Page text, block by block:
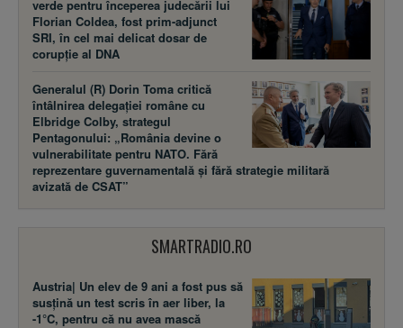
verde pentru începerea judecării lui
Florian Coldea, fost prim-adjunct
SRI, în cel mai delicat dosar de
corupție al DNA
Generalul (R) Dorin Toma critică
întâlnirea delegației române cu
Elbridge Colby, strategul
Pentagonului: „România devine o
vulnerabilitate pentru NATO. Fără
reprezentare guvernamentală și fără strategie militară
avizată de CSAT”
SMARTRADIO.RO
Austria| Un elev de 9 ani a fost pus să
susţină un test scris în aer liber, la
-1°C, pentru că nu avea mască